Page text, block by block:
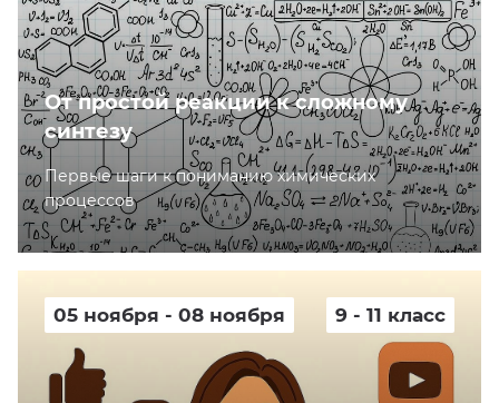
От простой реакции к сложному
синтезу
Первые шаги к пониманию химических
процессов
05 ноября - 08 ноября 9 - 11 класс